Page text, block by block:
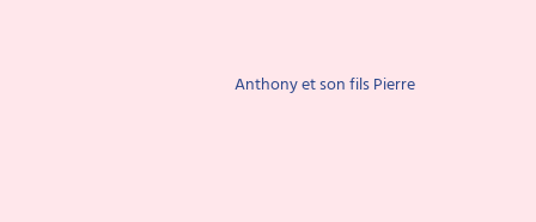
Anthony et son fils Pierre